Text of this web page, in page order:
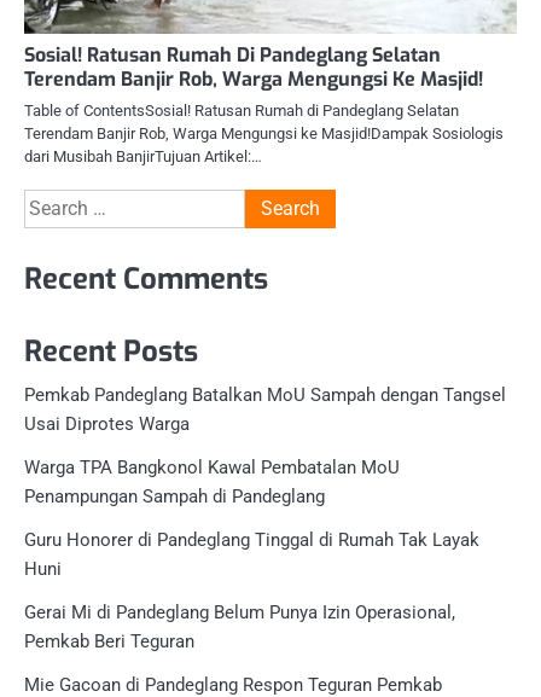
Sosial! Ratusan Rumah Di Pandeglang Selatan
Terendam Banjir Rob, Warga Mengungsi Ke Masjid!
Table of ContentsSosial! Ratusan Rumah di Pandeglang Selatan
Terendam Banjir Rob, Warga Mengungsi ke Masjid!Dampak Sosiologis
dari Musibah BanjirTujuan Artikel:…
Search
for:
Recent Comments
Recent Posts
Pemkab Pandeglang Batalkan MoU Sampah dengan Tangsel
Usai Diprotes Warga
Warga TPA Bangkonol Kawal Pembatalan MoU
Penampungan Sampah di Pandeglang
Guru Honorer di Pandeglang Tinggal di Rumah Tak Layak
Huni
Gerai Mi di Pandeglang Belum Punya Izin Operasional,
Pemkab Beri Teguran
Mie Gacoan di Pandeglang Respon Teguran Pemkab